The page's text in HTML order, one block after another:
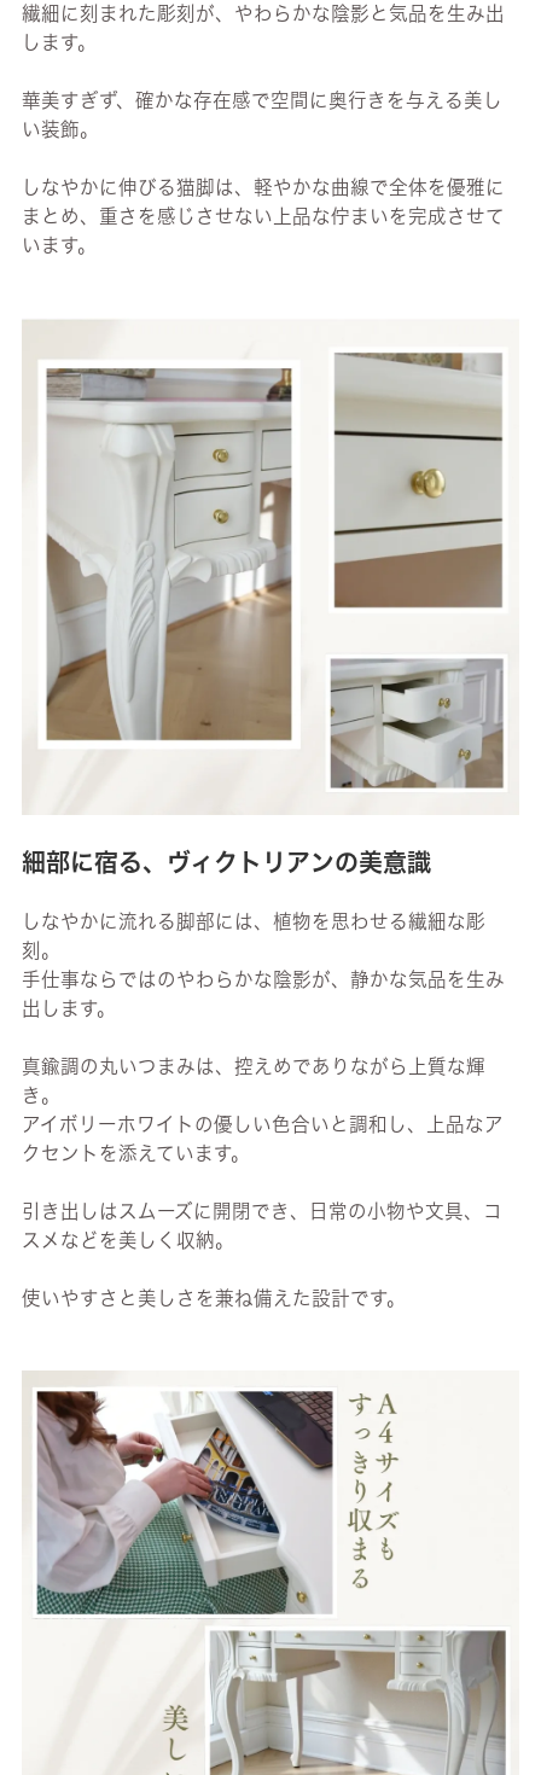
繊細に刻まれた彫刻が、やわらかな陰影と気品を生み出
します。
華美すぎず、確かな存在感で空間に奥行きを与える美し
い装飾。
しなやかに伸びる猫脚は、軽やかな曲線で全体を優雅に
まとめ、重さを感じさせない上品な佇まいを完成させて
います。
細部に宿る、ヴィクトリアンの美意識
しなやかに流れる脚部には、植物を思わせる繊細な彫
刻。
手仕事ならではのやわらかな陰影が、静かな気品を生み
出します。
真鍮調の丸いつまみは、控えめでありながら上質な輝
き。
アイボリーホワイトの優しい色合いと調和し、上品なア
クセントを添えています。
引き出しはスムーズに開閉でき、日常の小物や文具、コ
スメなどを美しく収納。
使いやすさと美しさを兼ね備えた設計です。